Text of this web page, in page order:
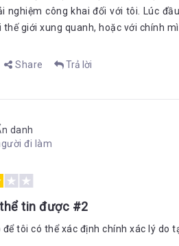
nghiệm công khai đối với tôi. Lúc
thế giới xung quanh, hoặc với chính
Share Trả lời
danh
đi làm
tin được #2
tôi có thể xác định chính xác lý do